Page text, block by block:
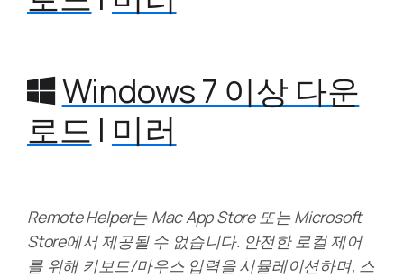
Windows 7 이상 다운
로드 | 미러
Remote Helper는 Mac App Store 또는 Microsoft
Store에서 제공될 수 없습니다. 안전한 로컬 제어
를 위해 키보드/마우스 입력을 시뮬레이션하며, 스